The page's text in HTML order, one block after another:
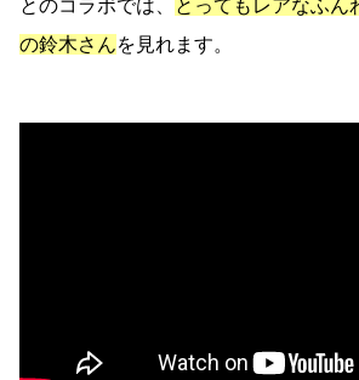
とのコラボでは、
とってもレアなふん
の鈴木さんを見れます。